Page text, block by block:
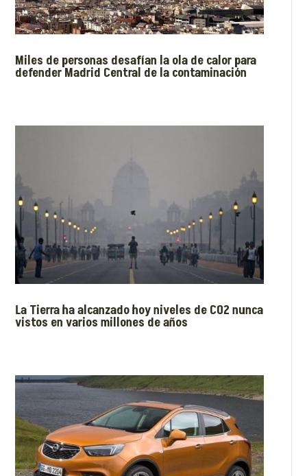
Miles de personas desafían la ola de calor para
defender Madrid Central de la contaminación
La Tierra ha alcanzado hoy niveles de CO2 nunca
vistos en varios millones de años